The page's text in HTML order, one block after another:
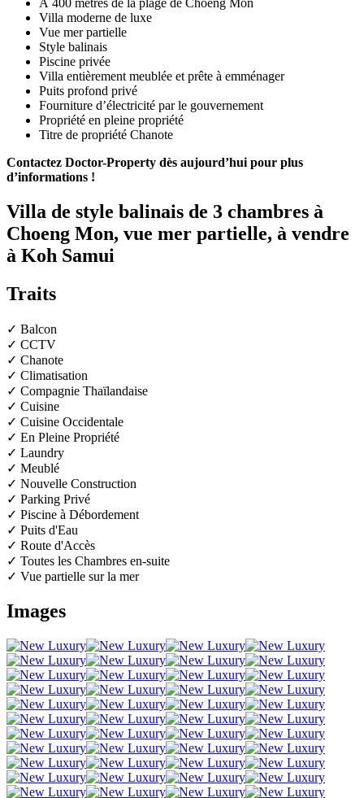
À 400 mètres de la plage de Choeng Mon
Villa moderne de luxe
Vue mer partielle
Style balinais
Piscine privée
Villa entièrement meublée et prête à emménager
Puits profond privé
Fourniture d’électricité par le gouvernement
Propriété en pleine propriété
Titre de propriété Chanote
Contactez Doctor-Property dès aujourd’hui pour plus
d’informations !
Villa de style balinais de 3 chambres à
Choeng Mon, vue mer partielle, à vendre
à Koh Samui
Traits
✓ Balcon
✓ CCTV
✓ Chanote
✓ Climatisation
✓ Compagnie Thaïlandaise
✓ Cuisine
✓ Cuisine Occidentale
✓ En Pleine Propriété
✓ Laundry
✓ Meublé
✓ Nouvelle Construction
✓ Parking Privé
✓ Piscine à Débordement
✓ Puits d'Eau
✓ Route d'Accès
✓ Toutes les Chambres en-suite
✓ Vue partielle sur la mer
Images